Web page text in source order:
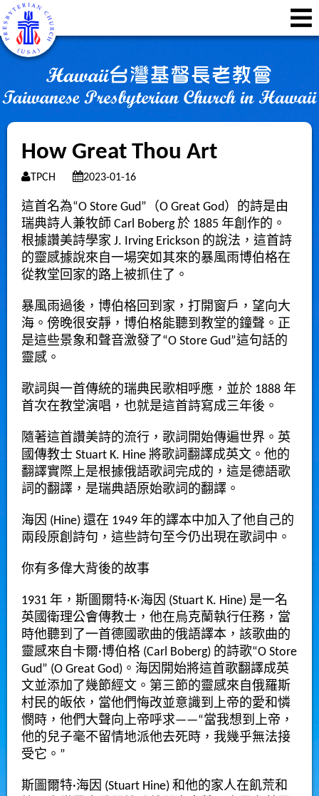
How Great Thou Art
TPCH 2023-01-16
這首名為“O Store Gud”（O Great God）的詩是由
瑞典詩人兼牧師 Carl Boberg 於 1885 年創作的。
根據讚美詩學家 J. Irving Erickson 的說法，這首詩
的靈感據說來自一場突如其來的暴風雨博伯格在
從教堂回家的路上被抓住了。
暴風雨過後，博伯格回到家，打開窗戶，望向大
海。傍晚很安靜，博伯格能聽到教堂的鐘聲。正
是這些景象和聲音激發了“O Store Gud”這句話的
靈感。
歌詞與一首傳統的瑞典民歌相呼應，並於 1888 年
首次在教堂演唱，也就是這首詩寫成三年後。
隨著這首讚美詩的流行，歌詞開始傳遍世界。英
國傳教士 Stuart K. Hine 將歌詞翻譯成英文。他的
翻譯實際上是根據俄語歌詞完成的，這是德語歌
詞的翻譯，是瑞典語原始歌詞的翻譯。
海因 (Hine) 還在 1949 年的譯本中加入了他自己的
兩段原創詩句，這些詩句至今仍出現在歌詞中。
你有多偉大背後的故事
1931 年，斯圖爾特·K·海因 (Stuart K. Hine) 是一名
英國衛理公會傳教士，他在烏克蘭執行任務，當
時他聽到了一首德國歌曲的俄語譯本，該歌曲的
靈感來自卡爾·博伯格 (Carl Boberg) 的詩歌“O Store
Gud” (O Great God)。海因開始將這首歌翻譯成英
文並添加了幾節經文。第三節的靈感來自俄羅斯
村民的皈依，當他們悔改並意識到上帝的愛和憐
憫時，他們大聲向上帝呼求——“當我想到上帝，
他的兒子毫不留情地派他去死時，我幾乎無法接
受它。”
斯圖爾特·海因 (Stuart Hine) 和他的家人在飢荒和